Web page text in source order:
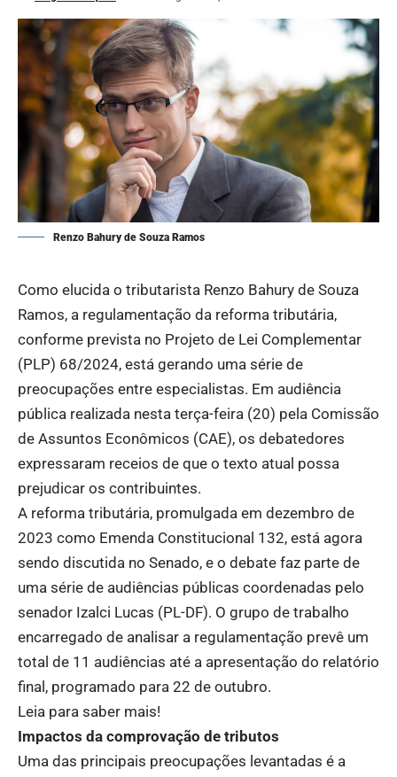
Renzo Bahury de Souza Ramos
Como elucida o tributarista Renzo Bahury de Souza
Ramos, a regulamentação da reforma tributária,
conforme prevista no Projeto de Lei Complementar
(PLP) 68/2024, está gerando uma série de
preocupações entre especialistas. Em audiência
pública realizada nesta terça-feira (20) pela Comissão
de Assuntos Econômicos (CAE), os debatedores
expressaram receios de que o texto atual possa
prejudicar os contribuintes.
A reforma tributária, promulgada em dezembro de
2023 como Emenda Constitucional 132, está agora
sendo discutida no Senado, e o debate faz parte de
uma série de audiências públicas coordenadas pelo
senador Izalci Lucas (PL-DF). O grupo de trabalho
encarregado de analisar a regulamentação prevê um
total de 11 audiências até a apresentação do relatório
final, programado para 22 de outubro.
Leia para saber mais!
Impactos da comprovação de tributos
Uma das principais preocupações levantadas é a